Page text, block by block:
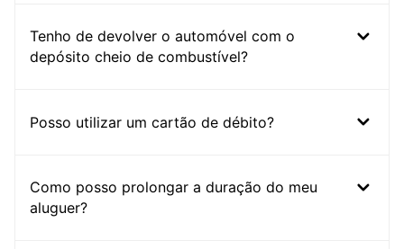
Tenho de devolver o automóvel com o
depósito cheio de combustível?
Posso utilizar um cartão de débito?
Como posso prolongar a duração do meu
aluguer?